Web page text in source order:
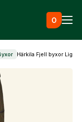
0
Härkila Fjell byxor Light